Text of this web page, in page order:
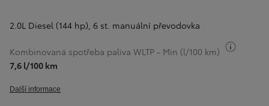
2.0L Diesel (144 hp), 6 st. manuální převodovka
Kombinovaná spotřeba paliva WLTP - Min (l/100 km)
7,6 l/100 km
Další informace